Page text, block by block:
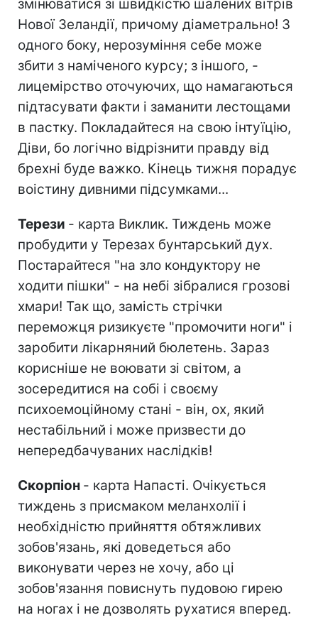
змінюватися зі швидкістю шалених вітрів
Нової Зеландії, причому діаметрально! З
одного боку, нерозуміння себе може
збити з наміченого курсу; з іншого, -
лицемірство оточуючих, що намагаються
підтасувати факти і заманити лестощами
в пастку. Покладайтеся на свою інтуїцію,
Діви, бо логічно відрізнити правду від
брехні буде важко. Кінець тижня порадує
воістину дивними підсумками...
Терези - карта Виклик. Тиждень може
пробудити у Терезах бунтарський дух.
Постарайтеся "на зло кондуктору не
ходити пішки" - на небі зібралися грозові
хмари! Так що, замість стрічки
переможця ризикуєте "промочити ноги" і
заробити лікарняний бюлетень. Зараз
корисніше не воювати зі світом, а
зосередитися на собі і своєму
психоемоційному стані - він, ох, який
нестабільний і може призвести до
непередбачуваних наслідків!
Скорпіон - карта Напасті. Очікується
тиждень з присмаком меланхолії і
необхідністю прийняття обтяжливих
зобов'язань, які доведеться або
виконувати через не хочу, або ці
зобов'язання повиснуть пудовою гирею
на ногах і не дозволять рухатися вперед.